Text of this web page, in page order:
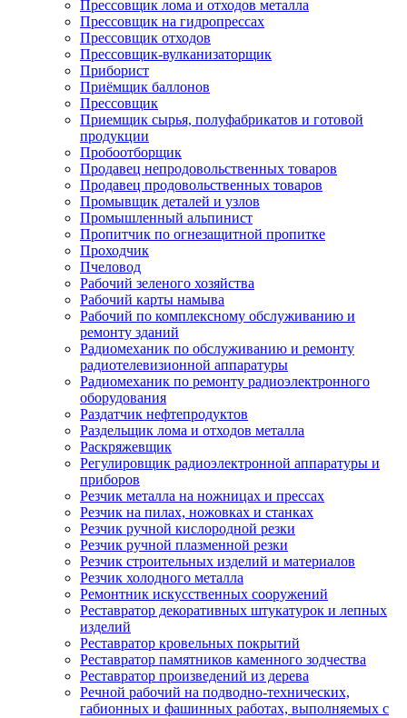
Прессовщик лома и отходов металла
Прессовщик на гидропрессах
Прессовщик отходов
Прессовщик-вулканизаторщик
Приборист
Приёмщик баллонов
Прессовщик
Приемщик сырья, полуфабрикатов и готовой
продукции
Пробоотборщик
Продавец непродовольственных товаров
Продавец продовольственных товаров
Промывщик деталей и узлов
Промышленный альпинист
Пропитчик по огнезащитной пропитке
Проходчик
Пчеловод
Рабочий зеленого хозяйства
Рабочий карты намыва
Рабочий по комплексному обслуживанию и
ремонту зданий
Радиомеханик по обслуживанию и ремонту
радиотелевизионной аппаратуры
Радиомеханик по ремонту радиоэлектронного
оборудования
Раздатчик нефтепродуктов
Раздельщик лома и отходов металла
Раскряжевщик
Регулировщик радиоэлектронной аппаратуры и
приборов
Резчик металла на ножницах и прессах
Резчик на пилах, ножовках и станках
Резчик ручной кислородной резки
Резчик ручной плазменной резки
Резчик строительных изделий и материалов
Резчик холодного металла
Ремонтник искусственных сооружений
Реставратор декоративных штукатурок и лепных
изделий
Реставратор кровельных покрытий
Реставратор памятников каменного зодчества
Реставратор произведений из дерева
Речной рабочий на подводно-технических,
габионных и фашинных работах, выполняемых с